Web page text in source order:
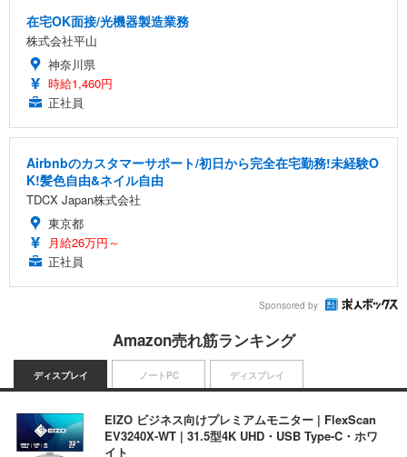
在宅OK面接/光機器製造業務
株式会社平山
神奈川県
時給1,460円
正社員
Airbnbのカスタマーサポート/初日から完全在宅勤務!未経験O
K!髪色自由&ネイル自由
TDCX Japan株式会社
東京都
月給26万円～
正社員
Sponsored by
Amazon売れ筋ランキング
ディスプレイ
EIZO ビジネス向けプレミアムモニター | FlexScan
EV3240X-WT | 31.5型4K UHD・USB Type-C・ホワ
イト
ノートPC ディスプレイ